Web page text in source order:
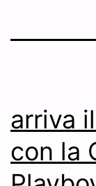
arriva
con la